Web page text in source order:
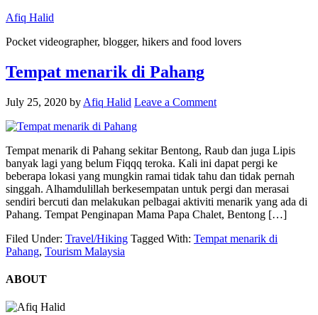
Afiq Halid
Pocket videographer, blogger, hikers and food lovers
Tempat menarik di Pahang
July 25, 2020 by Afiq Halid Leave a Comment
Tempat menarik di Pahang sekitar Bentong, Raub dan juga Lipis
banyak lagi yang belum Fiqqq teroka. Kali ini dapat pergi ke
beberapa lokasi yang mungkin ramai tidak tahu dan tidak pernah
singgah. Alhamdulillah berkesempatan untuk pergi dan merasai
sendiri bercuti dan melakukan pelbagai aktiviti menarik yang ada di
Pahang. Tempat Penginapan Mama Papa Chalet, Bentong […]
Filed Under: Travel/Hiking Tagged With: Tempat menarik di
Pahang, Tourism Malaysia
ABOUT